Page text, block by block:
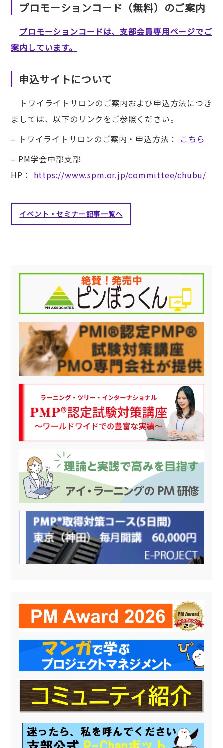
プロモーションコード（無料）のご案内
プロモーションコードは、支部会員専用ページでご
案内しています。
申込サイトについて
トワイライトサロンのご案内および申込方法につき
ましては、以下のリンクをご参照ください。
– トワイライトサロンのご案内・申込方法： こちら
– PM学会中部支部
HP： https://www.spm.or.jp/committee/chubu/
イベント・セミナー記事一覧へ